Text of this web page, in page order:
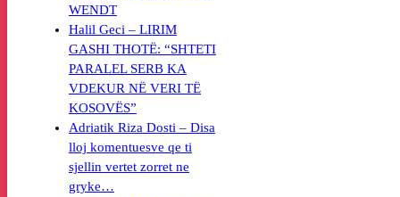
WENDT
Halil Geci – LIRIM
GASHI THOTË: “SHTETI
PARALEL SERB KA
VDEKUR NË VERI TË
KOSOVËS”
Adriatik Riza Dosti – Disa
lloj komentuesve qe ti
sjellin vertet zorret ne
gryke…